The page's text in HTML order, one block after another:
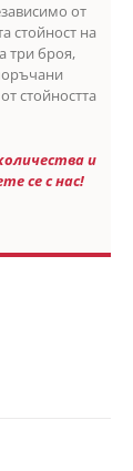
от
стойност на
три броя,
от стойността
и
се с нас!